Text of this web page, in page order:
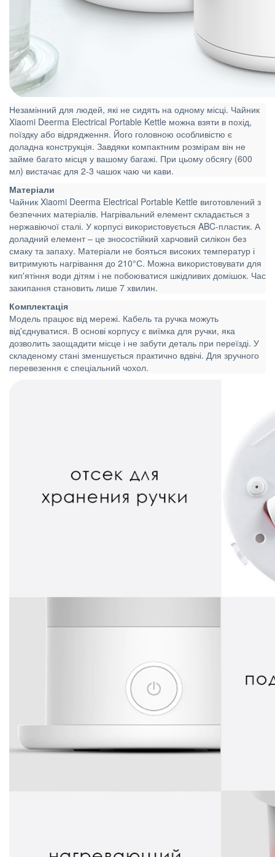
Незамінний для людей, які не сидять на одному місці. Чайник
Xiaomi Deerma Electrical Portable Kettle можна взяти в похід,
поїздку або відрядження. Його головною особливістю є
доладна конструкція. Завдяки компактним розмірам він не
займе багато місця у вашому багажі. При цьому обсягу (600
мл) вистачає для 2-3 чашок чаю чи кави.
Матеріали
Чайник Xiaomi Deerma Electrical Portable Kettle виготовлений з
безпечних матеріалів. Нагрівальний елемент складається з
нержавіючої сталі. У корпусі використовується ABC-пластик. А
доладний елемент – це зносостійкий харчовий силікон без
смаку та запаху. Матеріали не бояться високих температур і
витримують нагрівання до 210°С. Можна використовувати для
кип'ятіння води дітям і не побоюватися шкідливих домішок. Час
закипання становить лише 7 хвилин.
Комплектація
Модель працює від мережі. Кабель та ручка можуть
від'єднуватися. В основі корпусу є виїмка для ручки, яка
дозволить заощадити місце і не забути деталь при переїзді. У
складеному стані зменшується практично вдвічі. Для зручного
перевезення є спеціальний чохол.